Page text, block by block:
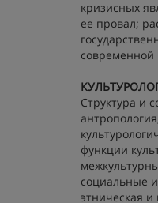
кризисных
ее провал;
современной
Структура и
функции
социальные
этническая